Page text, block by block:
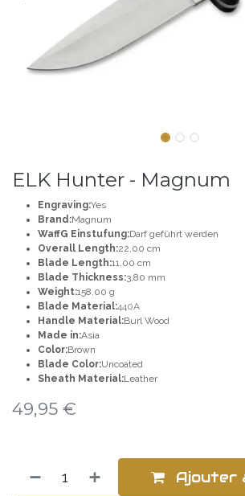
ELK Hunter - Magnum
Engraving:Yes
Brand:Magnum
WaffG Einstufung:Darf geführt werden
Overall Length:22,00 cm
Blade Length:11,00 cm
Blade Thickness:3,80 mm
Weight:158,00 g
Blade Material:440A
Handle Material:Burl Wood
Made in:Asia
Color:Brown
Blade Color:Uncoated
Sheath Material:Leather
49,95 €
Ajouter